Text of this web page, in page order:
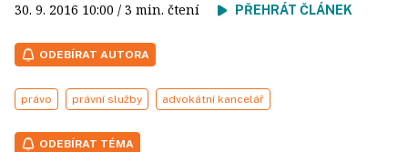
30. 9. 2016 10:00 / 3 min. čtení PŘEHRÁT ČLÁNEK
ODEBÍRAT AUTORA
právo právní služby advokátní kancelář
ODEBÍRAT TÉMA